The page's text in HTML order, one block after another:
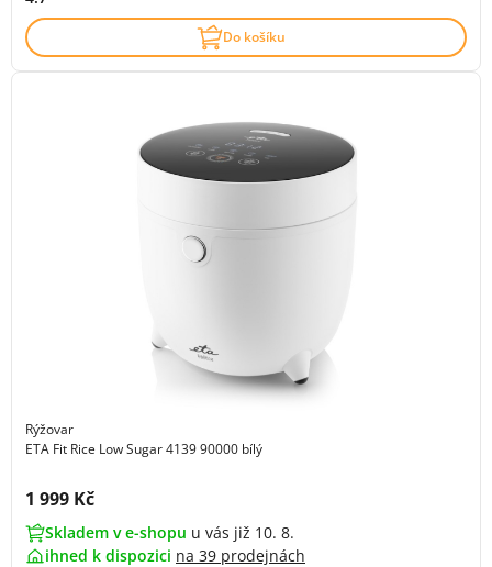
Do košíku
Rýžovar
ETA Fit Rice Low Sugar 4139 90000 bílý
Cena s DPH:
1 999 Kč
Skladem v e-shopu u vás již 10. 8.
ihned k dispozici na 39 prodejnách